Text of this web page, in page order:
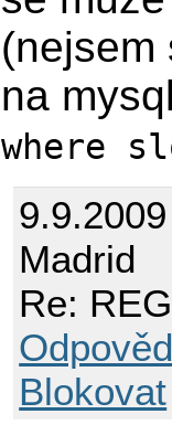
(nejsem
na
where
Madrid
Re:
Blokovat